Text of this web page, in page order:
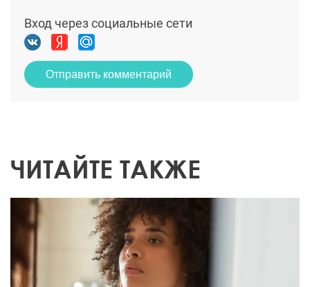
Вход через социальные сети
Отправить комментарий
ЧИТАЙТЕ ТАКЖЕ